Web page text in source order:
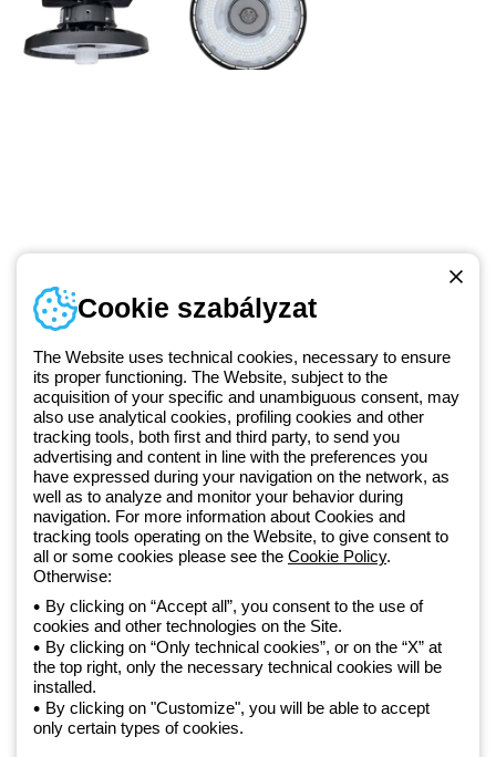
Since 2025, Beghelli has been part of the GEWISS Group, within the
GEWISS LightZone ecosystem, where we develop integrated
lighting solutions that transform complexity into simplicity, supporting
professionals and end users in meeting their needs. Discover more
about GEWISS
Telefonszám
Hétfőtől-péntekig: 8.00-16.30
1 951 3194
Adatvédelmi szabályzat
Cookie szabályzat
Általános szerződési feltételek
Minden szabályzat
Accessibility
Credits
Cookie szabályzat
The Website uses technical cookies, necessary to ensure
its proper functioning. The Website, subject to the
acquisition of your specific and unambiguous consent, may
also use analytical cookies, profiling cookies and other
tracking tools, both first and third party, to send you
advertising and content in line with the preferences you
have expressed during your navigation on the network, as
well as to analyze and monitor your behavior during
navigation. For more information about Cookies and
tracking tools operating on the Website, to give consent to
all or some cookies please see the Cookie Policy.
Otherwise:
By clicking on “Accept all”, you consent to the use of
cookies and other technologies on the Site.
By clicking on “Only technical cookies”, or on the “X” at
the top right, only the necessary technical cookies will be
installed.
By clicking on "Customize", you will be able to accept
only certain types of cookies.